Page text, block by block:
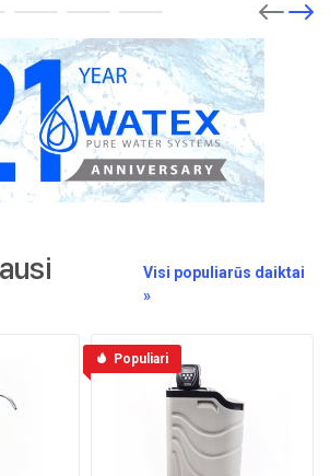
Visi populiarūs daiktai
»
Populiari